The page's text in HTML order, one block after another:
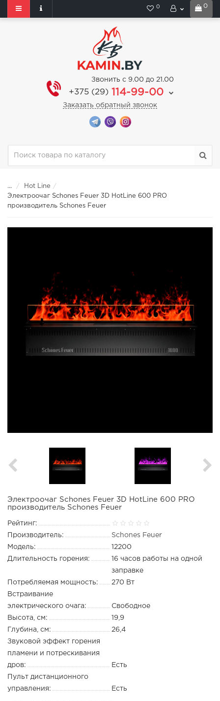
0
0
Звонить с 9.00 до 21.00
+375 (29) 114-99-00
Заказать обратный звонок
...
Hot Line
Электроочаг Schones Feuer 3D HotLine 600 PRO
производитель Schones Feuer
Электроочаг Schones Feuer 3D HotLine 600 PRO
производитель Schones Feuer
Рейтинг:
Производитель:
Schones Feuer
Модель:
12200
Длительность горения:
16 часов работы на одной
заправке
Потребляемая мощность:
270 Вт
Встраивание
электрического очага:
Свободное
Высота, см:
19,9
Глубина, см:
26,4
Звуковой эффект горения
пламени и потрескивания
дров:
Есть
Пульт дистанционного
управления:
Есть